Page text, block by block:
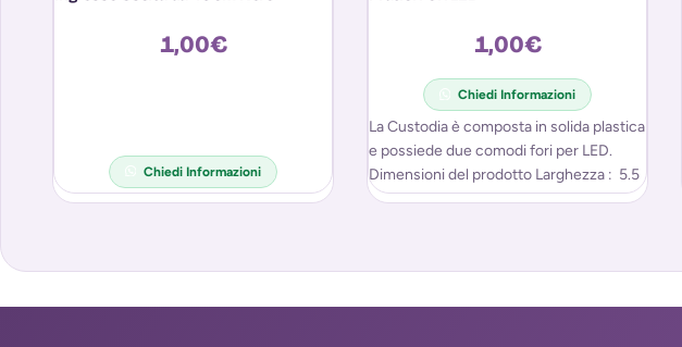
1,00€
Chiedi Informazioni
1,00€
Chiedi Informazioni
La Custodia è composta in solida plastica
e possiede due comodi fori per LED.
Dimensioni del prodotto Larghezza : 5.5
CM